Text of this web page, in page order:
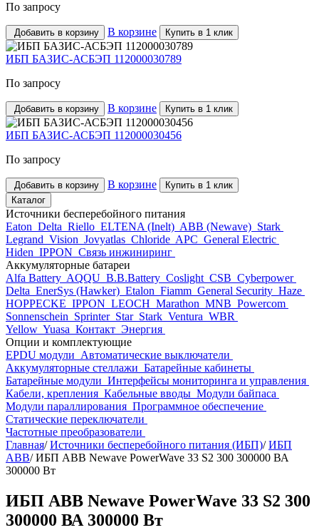
По запросу
Добавить в корзину В корзине Купить в 1 клик
ИБП БАЗИС-АСБЭП 112000030789
По запросу
Добавить в корзину В корзине Купить в 1 клик
ИБП БАЗИС-АСБЭП 112000030456
По запросу
Добавить в корзину В корзине
Купить в 1 клик
Каталог
Источники бесперебойного питания
Eaton Delta Riello ELTENA (Inelt) ABB (Newave) Stark
Legrand Vision Jovyatlas Chloride APC General Electric
Hiden IPPON Связь инжиниринг
Аккумуляторные батареи
Alfa Battery AQQU B.B.Battery Coslight CSB Cyberpower
Delta EnerSys (Hawker) Etalon Fiamm General Security Haze
HOPPECKE IPPON LEOCH Marathon MNB Powercom
Sonnenschein Sprinter Star Stark Ventura WBR
Yellow Yuasa Контакт Энергия
Опции и комплектующие
EPDU модули Автоматические выключатели
Аккумуляторные стеллажи Батарейные кабинеты
Батарейные модули Интерфейсы мониторинга и управления
Кабели, крепления Кабельные вводы Модули байпаса
Модули параллирования Программное обеспечение
Статические переключатели
Частотные преобразователи
Главная/ Источники бесперебойного питания (ИБП)/ ИБП
ABB/ ИБП ABB Newave PowerWave 33 S2 300 300000 ВА
300000 Вт
ИБП ABB Newave PowerWave 33 S2 300
300000 ВА 300000 Вт